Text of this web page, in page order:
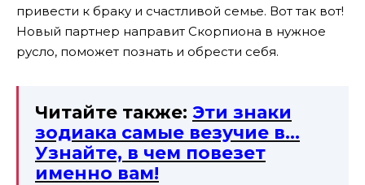
привести к браку и счастливой семье. Вот так вот!
Новый партнер направит Скорпиона в нужное
русло, поможет познать и обрести себя.
Читайте также: Эти знаки
зодиака самые везучие в…
Узнайте, в чем повезет
именно вам!